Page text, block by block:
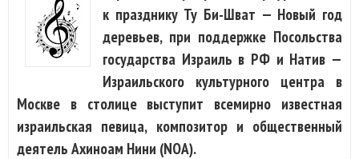
к празднику Ту Би-Шват — Новый год
деревьев, при поддержке Посольства
государства Израиль в РФ и Натив —
Израильского культурного центра в
Москве в столице выступит всемирно известная
израильская певица, композитор и общественный
деятель Ахиноам Нини (NOA).